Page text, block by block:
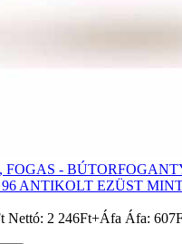
FOGAS -
96 ANTIKOLT EZÜST
Nettó: 2 246Ft+Áfa Áfa: 607